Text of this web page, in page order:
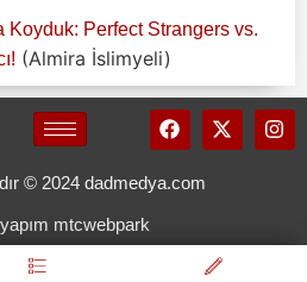
Koyduk: Perfect Strangers vs.
(Almira İslimyeli)
© 2024 dadmedya.com
mtcwebpark